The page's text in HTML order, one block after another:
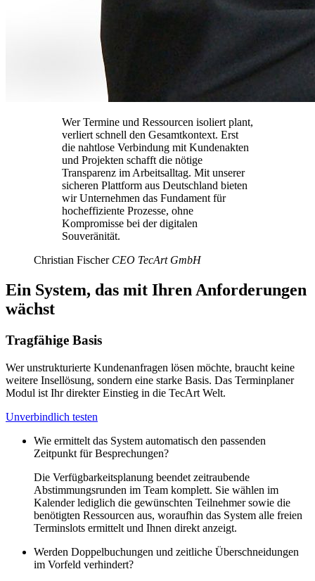
Wer Termine und Ressourcen isoliert plant,
verliert schnell den Gesamtkontext. Erst
die nahtlose Verbindung mit Kundenakten
und Projekten schafft die nötige
Transparenz im Arbeitsalltag. Mit unserer
sicheren Plattform aus Deutschland bieten
wir Unternehmen das Fundament für
hocheffiziente Prozesse, ohne
Kompromisse bei der digitalen
Souveränität.
Christian Fischer CEO TecArt GmbH
Ein System, das mit Ihren Anforderungen
wächst
Tragfähige Basis
Wer unstrukturierte Kundenanfragen lösen möchte, braucht keine
weitere Insellösung, sondern eine starke Basis. Das Terminplaner
Modul ist Ihr direkter Einstieg in die TecArt Welt.
Unverbindlich testen
Wie ermittelt das System automatisch den passenden
Zeitpunkt für Besprechungen?
Die Verfügbarkeitsplanung beendet zeitraubende
Abstimmungsrunden im Team komplett. Sie wählen im
Kalender lediglich die gewünschten Teilnehmer sowie die
benötigten Ressourcen aus, woraufhin das System alle freien
Terminslots ermittelt und Ihnen direkt anzeigt.
Werden Doppelbuchungen und zeitliche Überschneidungen
im Vorfeld verhindert?